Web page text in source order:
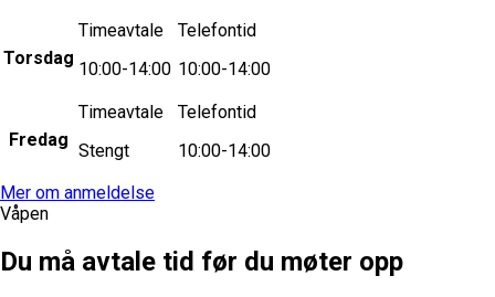
Torsdag
Timeavtale
10:00-14:00
Telefontid
10:00-14:00
Fredag
Timeavtale
Stengt
Telefontid
10:00-14:00
Mer om anmeldelse
Våpen
Du må avtale tid før du møter opp